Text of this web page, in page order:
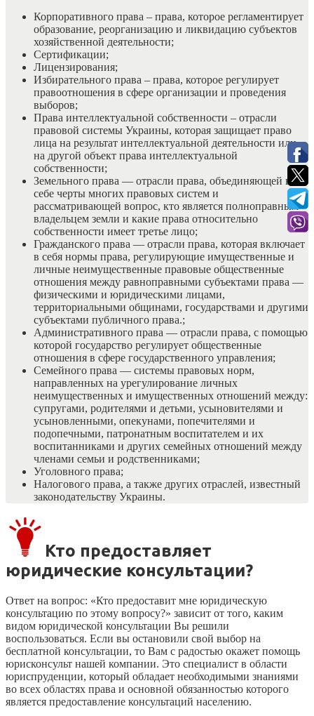
Корпоративного права – права, которое регламентирует
образование, реорганизацию и ликвидацию субъектов
хозяйственной деятельности;
Сертификации;
Лицензирования;
Избирательного права – права, которое регулирует
правоотношения в сфере организации и проведения
выборов;
Права интеллектуальной собственности – отрасли
правовой системы Украины, которая защищает право
лица на результат интеллектуальной деятельности или
на другой объект права интеллектуальной
собственности;
Земельного права — отрасли права, объединяющей в
себе черты многих правовых систем и
рассматривающей вопрос, кто является полноправным
владельцем земли и какие права относительно
собственности имеет третье лицо;
Гражданского права — отрасли права, которая включает
в себя нормы права, регулирующие имущественные и
личные неимущественные правовые общественные
отношения между равноправными субъектами права —
физическими и юридическими лицами,
территориальными общинами, государствами и другими
субъектами публичного права.;
Административного права — отрасли права, с помощью
которой государство регулирует общественные
отношения в сфере государственного управления;
Семейного права — системы правовых норм,
направленных на урегулирование личных
неимущественных и имущественных отношений между:
супругами, родителями и детьми, усыновителями и
усыновленными, опекунами, попечителями и
подопечными, патронатным воспитателем и их
воспитанниками и других семейных отношений между
членами семьи и родственниками;
Уголовного права;
Налогового права, а также других отраслей, известный
законодательству Украины.
Кто предоставляет
юридические консультации?
Ответ на вопрос: «Кто предоставит мне юридическую
консультацию по этому вопросу?» зависит от того, каким
видом юридической консультации Вы решили
воспользоваться. Если вы остановили свой выбор на
бесплатной консультации, то Вам с радостью окажет помощь
юрисконсульт нашей компании. Это специалист в области
юриспруденции, который обладает необходимыми знаниями
во всех областях права и основной обязанностью которого
является предоставление консультаций населению.